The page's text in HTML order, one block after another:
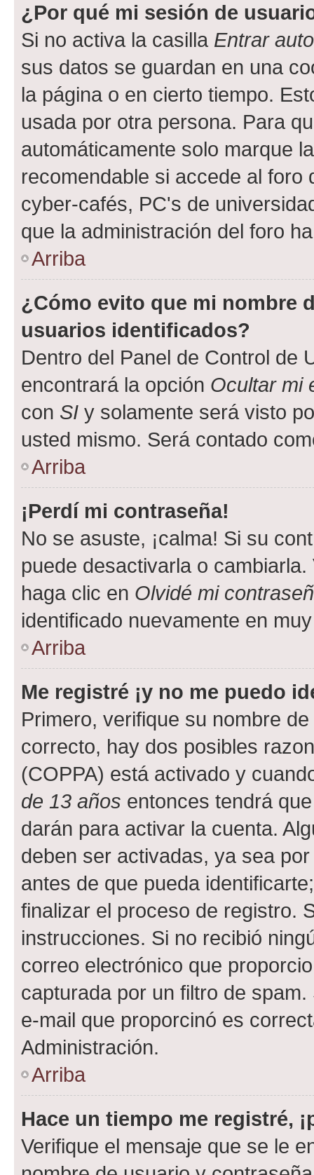
¿Por qué mi sesión de
Si no activa la casilla Entrar
sus datos se guardan en una
la página o en cierto tiempo.
usada por otra persona. Para
automáticamente solo marque
recomendable si accede al foro
cyber-cafés, PC's de
que la administración del foro
Arriba
¿Cómo evito que mi nombre
usuarios identificados?
Dentro del Panel de Control de
encontrará la opción Ocultar mi
con SI y solamente será visto
usted mismo. Será contado
Arriba
¡Perdí mi contraseña!
No se asuste, ¡calma! Si su
puede desactivarla o
haga clic en Olvidé mi
identificado nuevamente en
Arriba
Me registré ¡y no me puedo
Primero, verifique su nombre
correcto, hay dos posibles
(COPPA) está activado y
de 13 años entonces tendrá
darán para activar la cuenta.
deben ser activadas, ya sea
antes de que pueda
finalizar el proceso de registro.
instrucciones. Si no recibió
correo electrónico que
capturada por un filtro de
e-mail que proporcinó es
Administración.
Arriba
Hace un tiempo me registré,
Verifique el mensaje que se le